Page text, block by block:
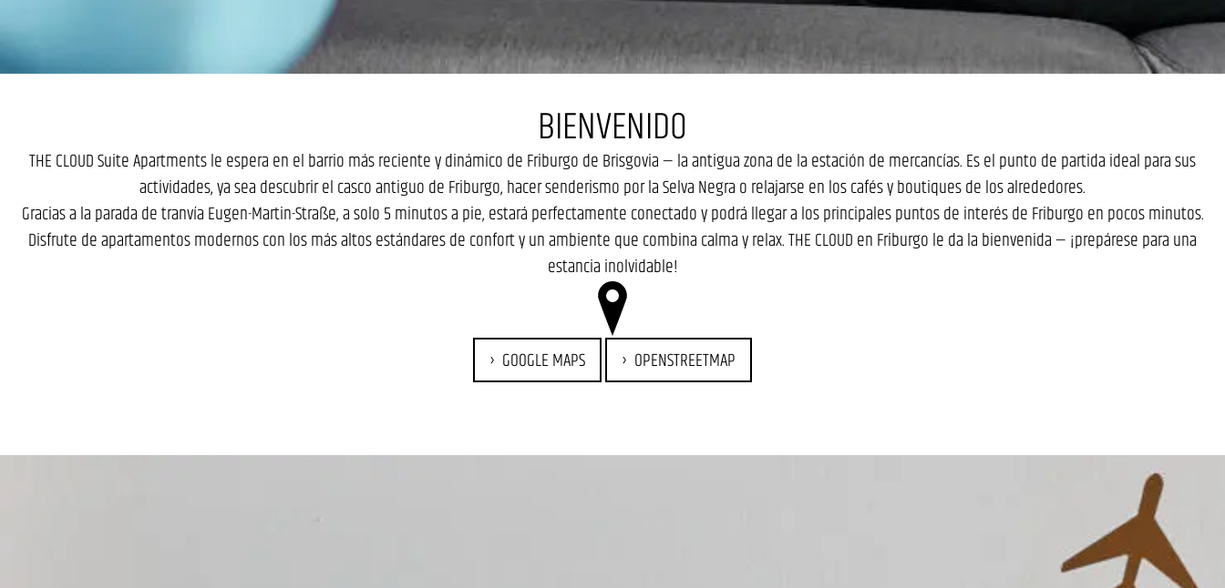
BIENVENIDO
THE CLOUD Suite Apartments le espera en el barrio más reciente y dinámico de Friburgo de Brisgovia — la antigua zona de la estación de mercancías. Es el punto de partida ideal para sus
actividades, ya sea descubrir el casco antiguo de Friburgo, hacer senderismo por la Selva Negra o relajarse en los cafés y boutiques de los alrededores.
Gracias a la parada de tranvía Eugen-Martin-Straße, a solo 5 minutos a pie, estará perfectamente conectado y podrá llegar a los principales puntos de interés de Friburgo en pocos minutos.
Disfrute de apartamentos modernos con los más altos estándares de confort y un ambiente que combina calma y relax. THE CLOUD en Friburgo le da la bienvenida — ¡prepárese para una
estancia inolvidable!
GOOGLE MAPS OPENSTREETMAP